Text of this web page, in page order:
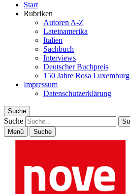
Start
Rubriken
Autoren A-Z
Lateinamerika
Italien
Sachbuch
Interviews
Deutscher Buchpreis
150 Jahre Rosa Luxemburg
Impressum
Datenschutzerklärung
Suche
Suche
Menü Suche